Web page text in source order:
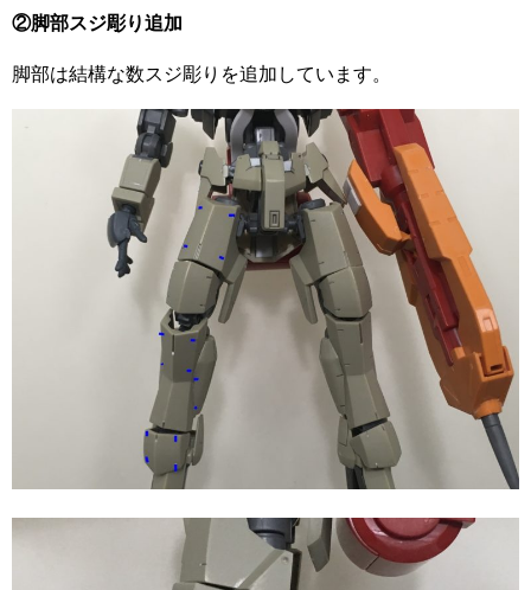
②脚部スジ彫り追加
脚部は結構な数スジ彫りを追加しています。